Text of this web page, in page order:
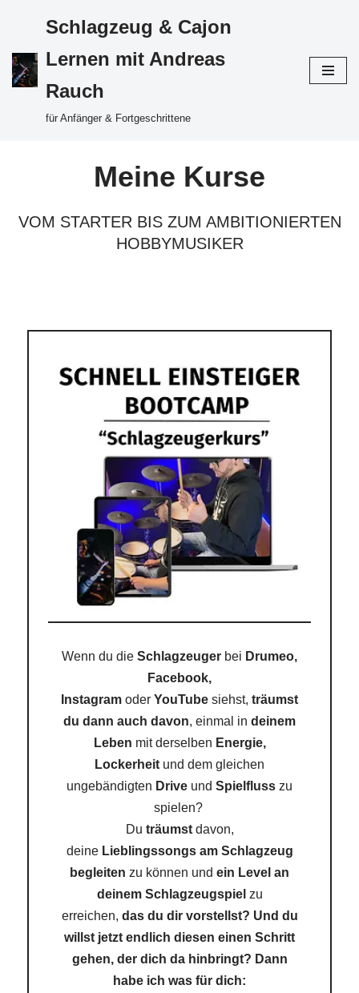
Inhalt
springen
Schlagzeug & Cajon
Lernen mit Andreas
Rauch
für Anfänger & Fortgeschrittene
Meine Kurse
VOM STARTER BIS ZUM AMBITIONIERTEN
HOBBYMUSIKER
Wenn du die Schlagzeuger bei Drumeo,
Facebook,
Instagram oder YouTube siehst, träumst
du dann auch davon, einmal in deinem
Leben mit derselben Energie,
Lockerheit und dem gleichen
ungebändigten Drive und Spielfluss zu
spielen?
Du träumst davon,
deine Lieblingssongs am Schlagzeug
begleiten zu können und ein Level an
deinem Schlagzeugspiel zu
erreichen, das du dir vorstellst? Und du
willst jetzt endlich diesen einen Schritt
gehen, der dich da hinbringt? Dann
habe ich was für dich: